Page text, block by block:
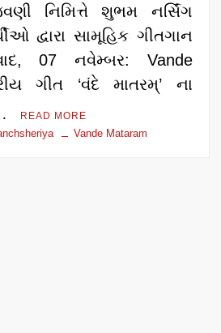
નિમિત્તે શુભમ નર્સિંગ
દ્વારા સામૂહિક ગીતગાન
07 નવેમ્બર: Vande
ગીત ‘વંદે માતરમ્’ ના
READ MORE
Vande Mataram